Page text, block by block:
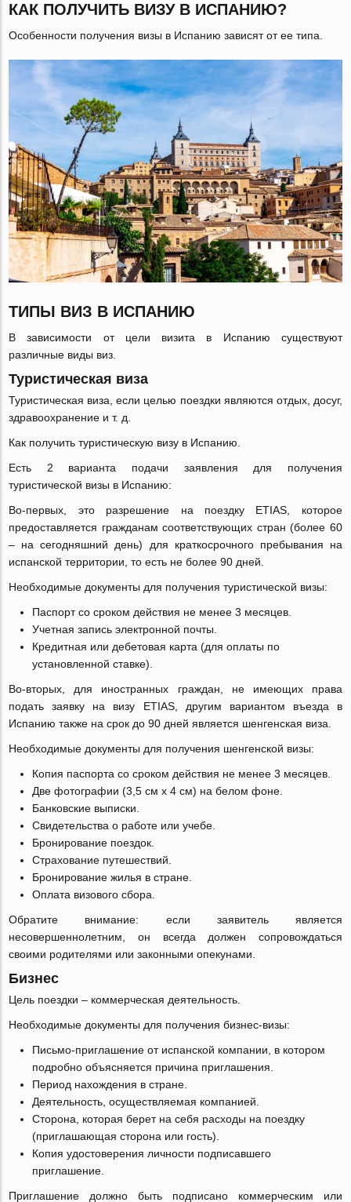
КАК ПОЛУЧИТЬ ВИЗУ В ИСПАНИЮ?
Особенности получения визы в Испанию зависят от ее типа.
ТИПЫ ВИЗ В ИСПАНИЮ
В зависимости от цели визита в Испанию существуют
различные виды виз.
Туристическая виза
Туристическая виза, если целью поездки являются отдых, досуг,
здравоохранение и т. д.
Как получить туристическую визу в Испанию.
Есть 2 варианта подачи заявления для получения
туристической визы в Испанию:
Во-первых, это разрешение на поездку ETIAS, которое
предоставляется гражданам соответствующих стран (более 60
‒ на сегодняшний день) для краткосрочного пребывания на
испанской территории, то есть не более 90 дней.
Необходимые документы для получения туристической визы:
Паспорт со сроком действия не менее 3 месяцев.
Учетная запись электронной почты.
Кредитная или дебетовая карта (для оплаты по
установленной ставке).
Во-вторых, для иностранных граждан, не имеющих права
подать заявку на визу ETIAS, другим вариантом въезда в
Испанию также на срок до 90 дней является шенгенская виза.
Необходимые документы для получения шенгенской визы:
Копия паспорта со сроком действия не менее 3 месяцев.
Две фотографии (3,5 см x 4 см) на белом фоне.
Банковские выписки.
Свидетельства о работе или учебе.
Бронирование поездок.
Страхование путешествий.
Бронирование жилья в стране.
Оплата визового сбора.
Обратите внимание: если заявитель является
несовершеннолетним, он всегда должен сопровождаться
своими родителями или законными опекунами.
Бизнес
Цель поездки ‒ коммерческая деятельность.
Необходимые документы для получения бизнес-визы:
Письмо-приглашение от испанской компании, в котором
подробно объясняется причина приглашения.
Период нахождения в стране.
Деятельность, осуществляемая компанией.
Сторона, которая берет на себя расходы на поездку
(приглашающая сторона или гость).
Копия удостоверения личности подписавшего
приглашение.
Приглашение должно быть подписано коммерческим или